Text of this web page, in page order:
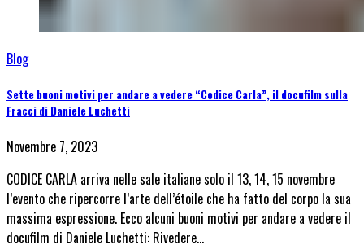
Blog
Sette buoni motivi per andare a vedere “Codice Carla”, il docufilm sulla
Fracci di Daniele Luchetti
Novembre 7, 2023
CODICE CARLA arriva nelle sale italiane solo il 13, 14, 15 novembre
l’evento che ripercorre l’arte dell’étoile che ha fatto del corpo la sua
massima espressione. Ecco alcuni buoni motivi per andare a vedere il
docufilm di Daniele Luchetti: Rivedere…